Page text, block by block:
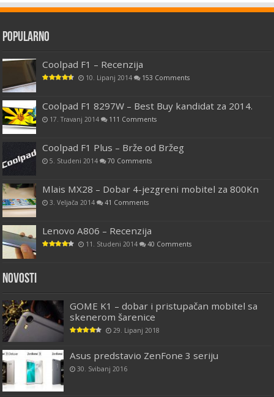
Popularno
Coolpad F1 – Recenzija
10. Lipanj 2014 153 Comments
Coolpad F1 8297W – Best Buy kandidat za 2014.
17. Travanj 2014 111 Comments
Coolpad F1 Plus – Brže od Bržeg
5. Studeni 2014 70 Comments
Mlais MX28 – Dobar 4-jezgreni mobitel za 800Kn
3. Veljača 2014 41 Comments
Lenovo A806 – Recenzija
11. Studeni 2014 40 Comments
Novosti
GOME K1 – dobar i pristupačan mobitel sa
skenerom šarenice
29. Lipanj 2018
Asus predstavio ZenFone 3 seriju
30. Svibanj 2016